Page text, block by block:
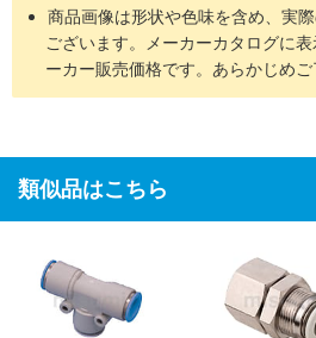
商品画像は形状や色味を含め、実
ございます。メーカーカタログに
ーカー販売価格です。あらかじめご
類似品はこちら